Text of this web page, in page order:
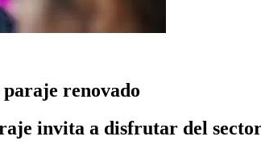
renovado
invita a disfrutar del